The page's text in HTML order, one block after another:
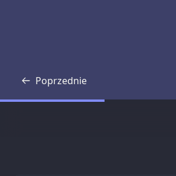
Poprzednie
Transkrypcja